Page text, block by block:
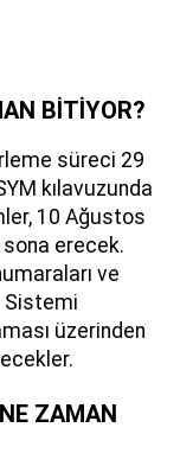
BİTİYOR?
süreci 29
kılavuzunda
10 Ağustos
erecek.
ve
Sistemi
üzerinden
ZAMAN